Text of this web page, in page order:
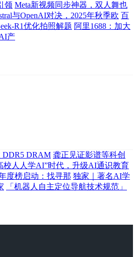
领 Meta新视频同步神器，双人舞也
与OpenAI对决，2025年秋季欧 百
R1优化拍照解题 阿里1688：加大
产
DDR5 DRAM 龚正见证影谱等科创
校人人学AI”时代，升级AI通识教育
度榜启动：找寻那 独家｜著名AI学
「机器人自主定位导航技术规范」